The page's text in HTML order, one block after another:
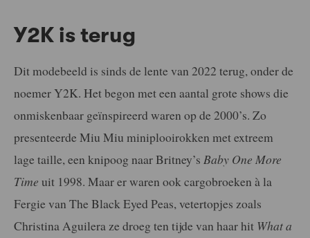
Y2K is terug
Dit modebeeld is sinds de lente van 2022 terug, onder de
noemer Y2K. Het begon met een aantal grote shows die
onmiskenbaar geïnspireerd waren op de 2000’s. Zo
presenteerde Miu Miu miniplooirokken met extreem
lage taille, een knipoog naar Britney’s Baby One More
Time uit 1998. Maar er waren ook cargobroeken à la
Fergie van The Black Eyed Peas, vetertopjes zoals
Christina Aguilera ze droeg ten tijde van haar hit What a